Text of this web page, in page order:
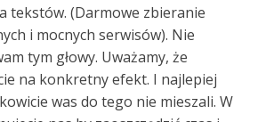
tekstów. (Darmowe zbieranie
i mocnych serwisów). Nie
tym głowy. Uważamy, że
na konkretny efekt. I najlepiej
was do tego nie mieszali. W